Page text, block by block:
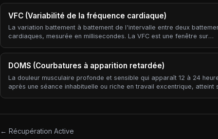
interne et la charge externe), capturant un contexte que les
charge seules ne peuvent pas voir.
VFC (Variabilité de la fréquence cardiaque)
La variation battement à battement de l'intervalle entre deux
cardiaques, mesurée en millisecondes. La VFC est une fenêtre sur
élevée et stable suggère une dominance parasympathique et une
récupération ; une VFC abaissée ou instable signale souvent un stress
d'entraînement accumulé, une maladie ou un mauvais sommeil avant
que la fatigue subjective ne se manifeste.
DOMS (Courbatures à apparition retardée)
La douleur musculaire profonde et sensible qui apparaît 12 à 24
après une séance inhabituelle ou riche en travail excentrique, atteint
mesure de la qualité d'une séance, et pas un signal fiable de la
← Récupération Active